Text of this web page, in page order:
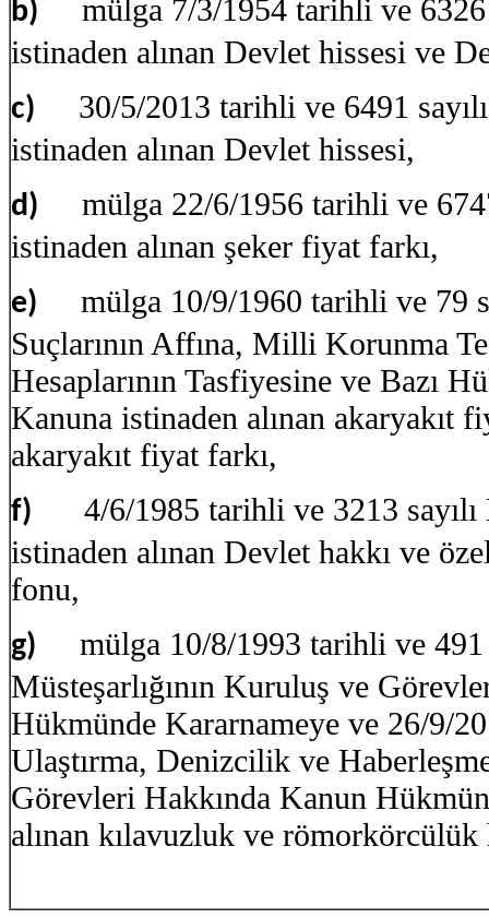
b)
mülga 7/3/1954 tarihli ve 6326
istinaden alınan Devlet hissesi ve
c)
30/5/2013 tarihli ve 6491
istinaden alınan Devlet hissesi,
d)
mülga 22/6/1956 tarihli ve
istinaden alınan şeker fiyat farkı,
e)
mülga 10/9/1960 tarihli ve 79
Suçlarının Affına, Milli Korunma
Hesaplarının Tasfiyesine ve Bazı
Kanuna istinaden alınan akaryakıt
akaryakıt fiyat farkı,
f)
4/6/1985 tarihli ve 3213
istinaden alınan Devlet hakkı ve
fonu,
g)
mülga 10/8/1993 tarihli ve
Müsteşarlığının Kuruluş ve
Hükmünde Kararnameye ve 26/9/
Ulaştırma, Denizcilik ve
Görevleri Hakkında Kanun
alınan kılavuzluk ve römorkörcülük